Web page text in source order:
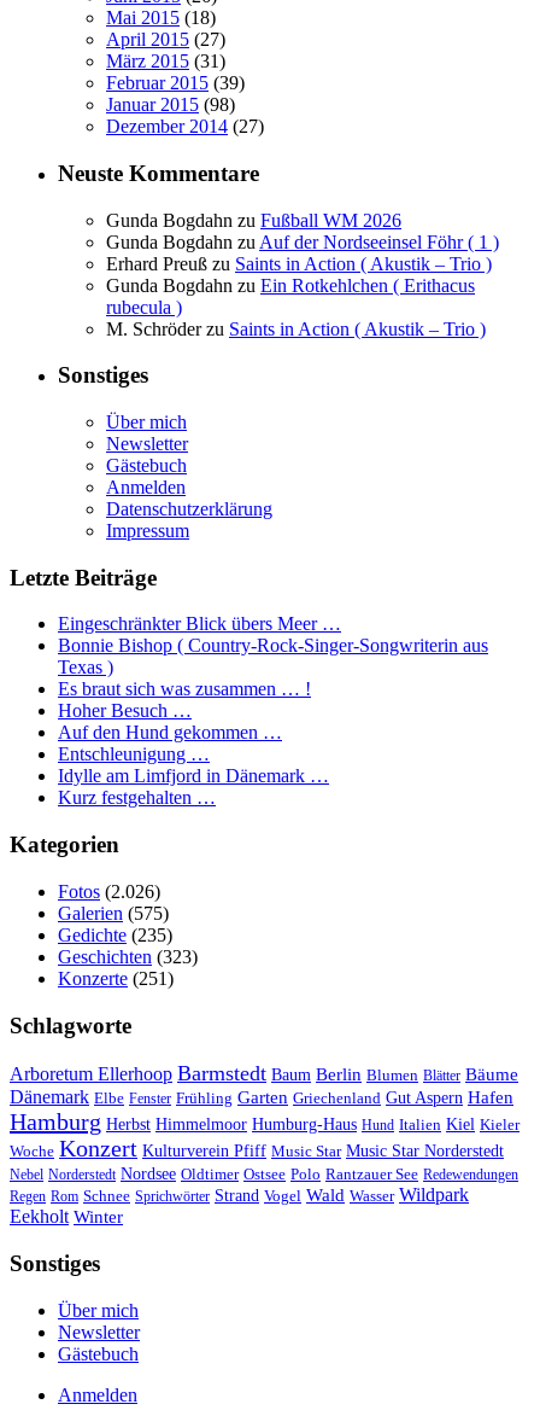
Mai 2015 (18)
April 2015 (27)
März 2015 (31)
Februar 2015 (39)
Januar 2015 (98)
Dezember 2014 (27)
Neuste Kommentare
Gunda Bogdahn zu Fußball WM 2026
Gunda Bogdahn zu Auf der Nordseeinsel Föhr ( 1 )
Erhard Preuß zu Saints in Action ( Akustik – Trio )
Gunda Bogdahn zu Ein Rotkehlchen ( Erithacus
rubecula )
M. Schröderzu Saints in Action ( Akustik – Trio )
Sonstiges
Über mich
Newsletter
Gästebuch
Anmelden
Datenschutzerklärung
Impressum
Letzte Beiträge
Eingeschränkter Blick übers Meer …
Bonnie Bishop ( Country-Rock-Singer-Songwriterin aus
Texas )
Es braut sich was zusammen … !
Hoher Besuch …
Auf den Hund gekommen …
Entschleunigung …
Idylle am Limfjord in Dänemark …
Kurz festgehalten …
Kategorien
Fotos (2.026)
Galerien (575)
Gedichte (235)
Geschichten (323)
Konzerte (251)
Schlagworte
Arboretum Ellerhoop Barmstedt Baum Berlin Blumen Blätter Bäume
Dänemark Elbe Fenster Frühling Garten Griechenland Gut Aspern Hafen
Hamburg Herbst Himmelmoor Humburg-Haus Hund Italien Kiel Kieler
Woche Konzert Kulturverein Pfiff Music Star Music Star Norderstedt
Nebel Norderstedt Nordsee Oldtimer Ostsee Polo Rantzauer See Redewendungen
Regen Rom Schnee Sprichwörter Strand Vogel Wald Wasser Wildpark
Eekholt Winter
Sonstiges
Über mich
Newsletter
Gästebuch
Anmelden